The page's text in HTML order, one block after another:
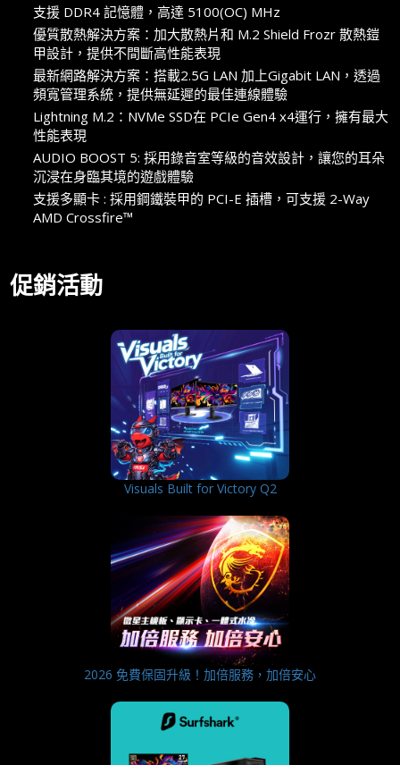
支援 DDR4 記憶體，高達 5100(OC) MHz
優質散熱解決方案：加大散熱片和 M.2 Shield Frozr 散熱鎧
甲設計，提供不間斷高性能表現
最新網路解決方案：搭載2.5G LAN 加上Gigabit LAN，透過
頻寬管理系統，提供無延遲的最佳連線體驗
Lightning M.2：NVMe SSD在 PCIe Gen4 x4運行，擁有最大
性能表現
AUDIO BOOST 5: 採用錄音室等級的音效設計，讓您的耳朵
沉浸在身臨其境的遊戲體驗
支援多顯卡 : 採用鋼鐵裝甲的 PCI-E 插槽，可支援 2-Way
AMD Crossfire™
促銷活動
Visuals Built for Victory Q2
2026 免費保固升級！加倍服務，加倍安心